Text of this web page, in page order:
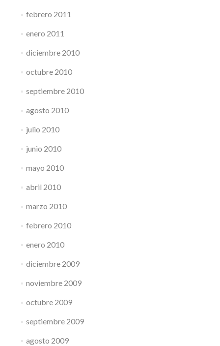
febrero 2011
enero 2011
diciembre 2010
octubre 2010
septiembre 2010
agosto 2010
julio 2010
junio 2010
mayo 2010
abril 2010
marzo 2010
febrero 2010
enero 2010
diciembre 2009
noviembre 2009
octubre 2009
septiembre 2009
agosto 2009